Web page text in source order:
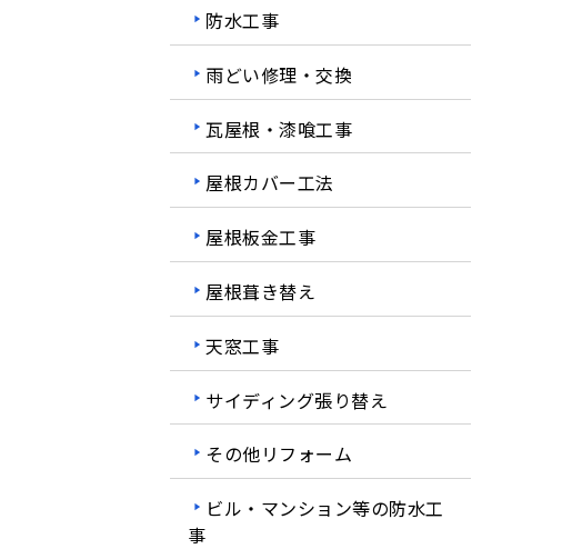
防水工事
雨どい修理・交換
瓦屋根・漆喰工事
屋根カバー工法
屋根板金工事
屋根葺き替え
天窓工事
サイディング張り替え
その他リフォーム
ビル・マンション等の防水工
事